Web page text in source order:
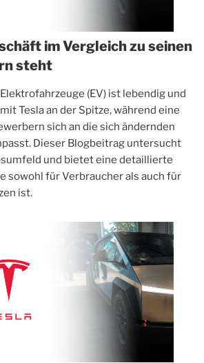
im Vergleich zu seinen
steht
(EV) ist lebendig und
Tesla an der Spitze, während eine
sich an die sich ändernden
Dieser Blogbeitrag untersucht
und bietet eine detaillierte
sowohl für Verbraucher als auch für
ist.